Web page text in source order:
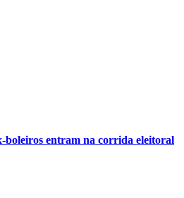
boleiros entram na corrida eleitoral